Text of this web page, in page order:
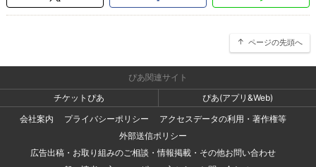
ページの先頭へ
ぴあ関連サイト
チケットぴあ
ぴあ(アプリ&Web)
会社案内
プライバシーポリシー
アクセスデータの利用・著作権等
外部送信ポリシー
広告出稿・お取り組みのご相談・情報掲載・その他お問い合わせ